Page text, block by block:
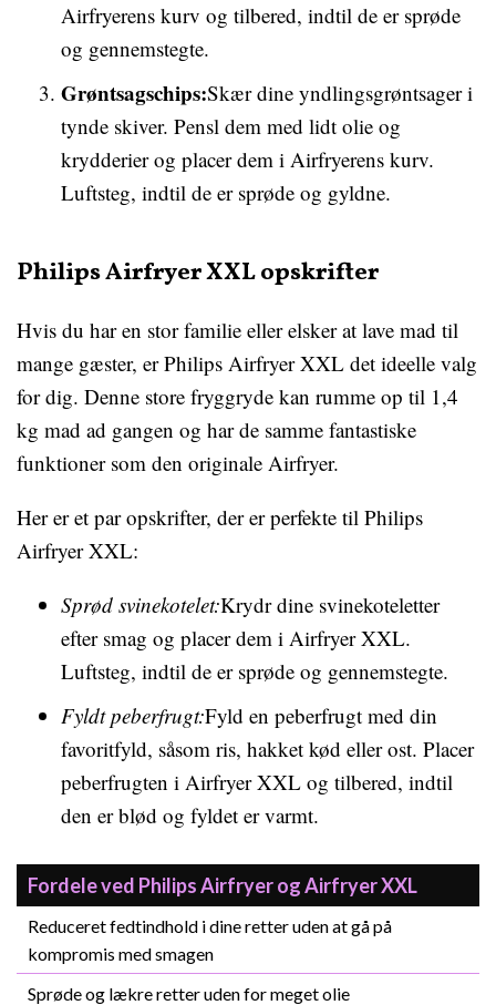
Airfryerens kurv og tilbered, indtil de er sprøde
og gennemstegte.
Grøntsagschips:Skær dine yndlingsgrøntsager i
tynde skiver. Pensl dem med lidt olie og
krydderier og placer dem i Airfryerens kurv.
Luftsteg, indtil de er sprøde og gyldne.
Philips Airfryer XXL opskrifter
Hvis du har en stor familie eller elsker at lave mad til
mange gæster, er Philips Airfryer XXL det ideelle valg
for dig. Denne store fryggryde kan rumme op til 1,4
kg mad ad gangen og har de samme fantastiske
funktioner som den originale Airfryer.
Her er et par opskrifter, der er perfekte til Philips
Airfryer XXL:
Sprød svinekotelet:Krydr dine svinekoteletter
efter smag og placer dem i Airfryer XXL.
Luftsteg, indtil de er sprøde og gennemstegte.
Fyldt peberfrugt:Fyld en peberfrugt med din
favoritfyld, såsom ris, hakket kød eller ost. Placer
peberfrugten i Airfryer XXL og tilbered, indtil
den er blød og fyldet er varmt.
Fordele ved Philips Airfryer og Airfryer XXL
Reduceret fedtindhold i dine retter uden at gå på
kompromis med smagen
Sprøde og lækre retter uden for meget olie